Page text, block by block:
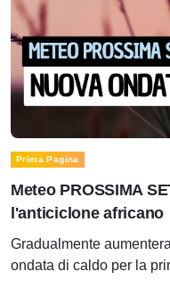
Prima Pagina
Meteo PROSSIMA
l'anticiclone africano
Gradualmente
ondata di caldo per la